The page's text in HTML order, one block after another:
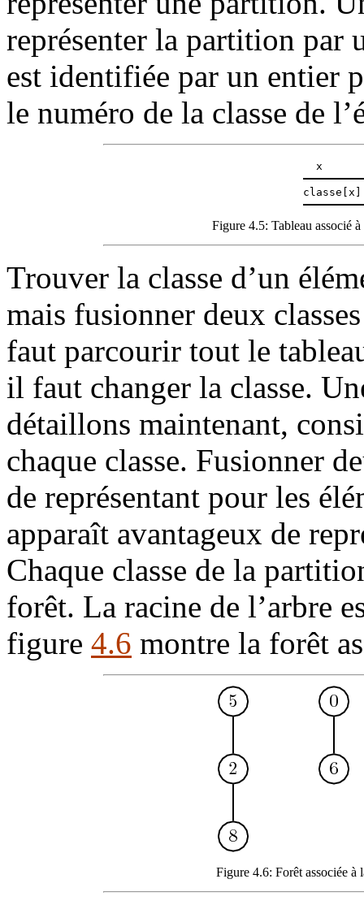
représenter la partition par
est identifiée par un entier
le numéro de la classe de
x
classe[x]
Figure 4.5: Tableau
Trouver la classe d’un
mais fusionner deux
faut parcourir tout le
il faut changer la classe.
détaillons maintenant,
chaque classe. Fusionner
de représentant pour les
apparaît avantageux de
Chaque classe de la
forêt. La racine de l’arbre
figure 4.6 montre la forêt
Figure 4.6: Forêt